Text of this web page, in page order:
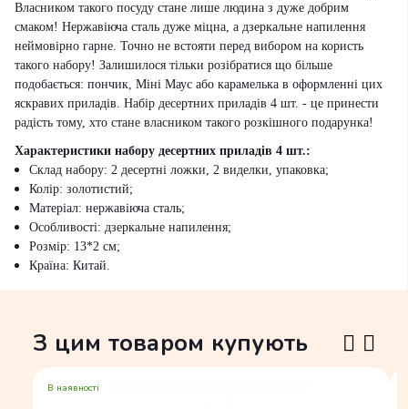
Власником такого посуду стане лише людина з дуже добрим
смаком! Нержавіюча сталь дуже міцна, а дзеркальне напилення
неймовірно гарне. Точно не встояти перед вибором на користь
такого набору! Залишилося тільки розібратися що більше
подобається: пончик, Міні Маус або карамелька в оформленні цих
яскравих приладів. Набір десертних приладів 4 шт. - це принести
радість тому, хто стане власником такого розкішного подарунка!
Характеристики набору десертних приладів 4 шт.:
Склад набору: 2 десертні ложки, 2 виделки, упаковка;
Колір: золотистий;
Матеріал: нержавіюча сталь;
Особливості: дзеркальне напилення;
Розмір: 13*2 см;
Країна: Китай.
З цим товаром купують
В наявності